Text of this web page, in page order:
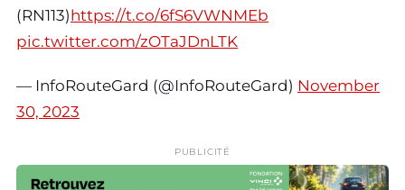
(RN113)https://t.co/6fS6VWNMEb
pic.twitter.com/zOTaJDnLTK
— InfoRouteGard (@InfoRouteGard) November
30, 2023
PUBLICITÉ